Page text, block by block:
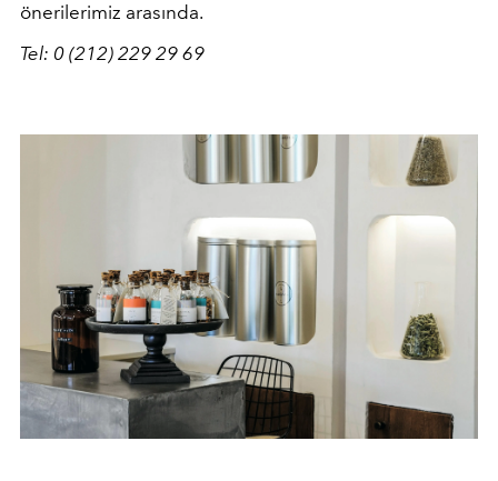
önerilerimiz arasında.
Tel: 0 (212) 229 29 69